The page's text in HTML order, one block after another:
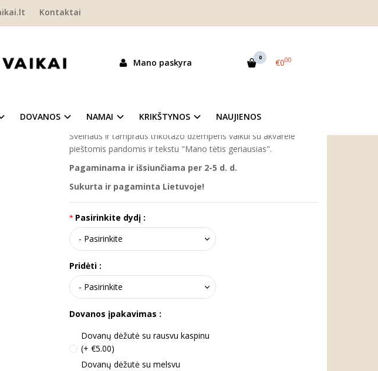
Kontaktai
Mano paskyra 0 €000
DOVANOS NAMAI KRIKŠTYNOS NAUJIENOS
GERIAUSIAS"
Švelnaus ir tampraus trikotažo džemperis vaikui su akvarele
pieštomis pandomis ir tekstu "Mano tėtis geriausias".
Pagaminama ir išsiunčiama per 2-5 d. d.
Sukurta ir pagaminta Lietuvoje!
Pasirinkite dydį :
Pridėti :
Dovanos įpakavimas :
Dovanų dėžutė su rausvu kaspinu
(+ €5.00)
Dovanų dėžutė su melsvu